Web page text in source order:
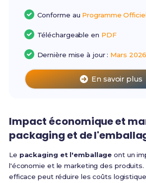
Conforme au Programme Officiel
Téléchargeable en PDF
Dernière mise à jour : Mars 2026
En savoir plus
Impact économique et
packaging et de
Le packaging et l'emballage ont un
l'économie et le marketing des produits.
efficace peut réduire les coûts